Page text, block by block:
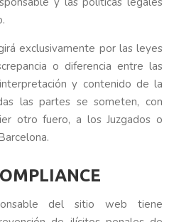
exclusivamente por las leyes
o diferencia entre las
y contenido de la
las partes se someten, con
otro fuero, a los Juzgados o
del sitio web tiene